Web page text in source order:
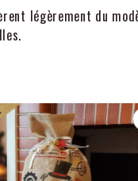
légèrement du